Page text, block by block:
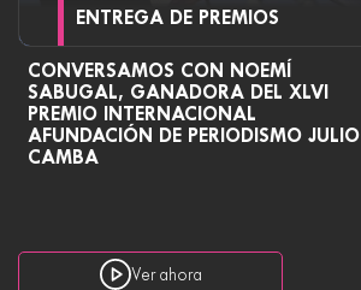
ENTREGA DE PREMIOS
CONVERSAMOS CON NOEMÍ
SABUGAL, GANADORA DEL XLVI
PREMIO INTERNACIONAL
AFUNDACIÓN DE PERIODISMO JULIO
CAMBA
Ver ahora